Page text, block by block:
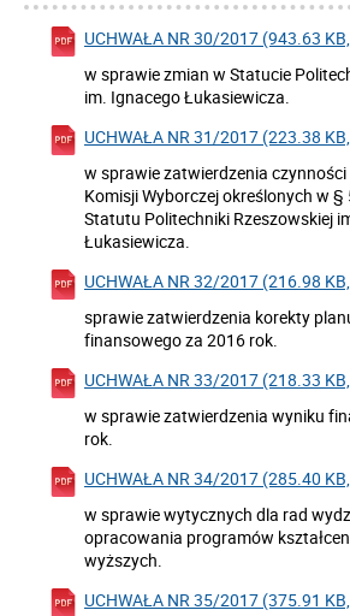
UCHWAŁA NR 30/2017 (943.63
w sprawie zmian w Statucie
im. Ignacego Łukasiewicza.
UCHWAŁA NR 31/2017 (223.38
w sprawie zatwierdzenia czynności
Komisji Wyborczej określonych w
Statutu Politechniki Rzeszowskiej
Łukasiewicza.
UCHWAŁA NR 32/2017 (216.98
sprawie zatwierdzenia korekty
finansowego za 2016 rok.
UCHWAŁA NR 33/2017 (218.33
w sprawie zatwierdzenia wyniku
rok.
UCHWAŁA NR 34/2017 (285.40
w sprawie wytycznych dla rad
opracowania programów
wyższych.
UCHWAŁA NR 35/2017 (375.91